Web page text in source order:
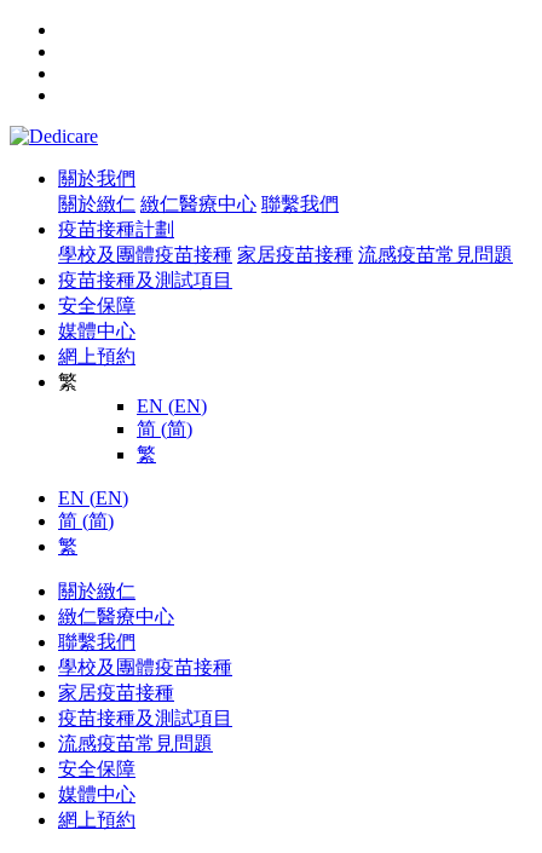
關於我們
關於緻仁 緻仁醫療中心 聯繫我們
疫苗接種計劃
學校及團體疫苗接種 家居疫苗接種 流感疫苗常見問題
疫苗接種及測試項目
安全保障
媒體中心
網上預約
繁
EN (EN)
简 (简)
繁
EN (EN)
简 (简)
繁
關於緻仁
緻仁醫療中心
聯繫我們
學校及團體疫苗接種
家居疫苗接種
疫苗接種及測試項目
流感疫苗常見問題
安全保障
媒體中心
網上預約